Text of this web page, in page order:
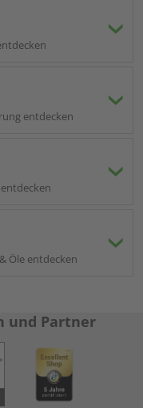
entdecken
Öle entdecken
und Partner